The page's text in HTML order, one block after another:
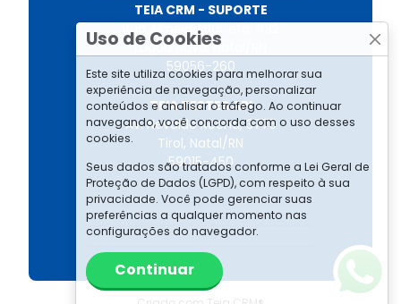
TEIA CRM - SUPORTE
Rua Almeida Barreto, 432
Lagoa Nova, Natal/RN
59056-260
TEIA TESTES API
Av. Nevaldo Rocha, 3775
Tirol, Natal/RN
59015-450
Uso de Cookies
Este site utiliza cookies para melhorar sua
experiência de navegação, personalizar
conteúdos e analisar o tráfego. Ao continuar
navegando, você concorda com o uso desses
cookies.
Seus dados são tratados conforme a Lei Geral de
Proteção de Dados (LGPD), com respeito à sua
privacidade. Você pode gerenciar suas
preferências a qualquer momento nas
configurações do navegador.
Continuar